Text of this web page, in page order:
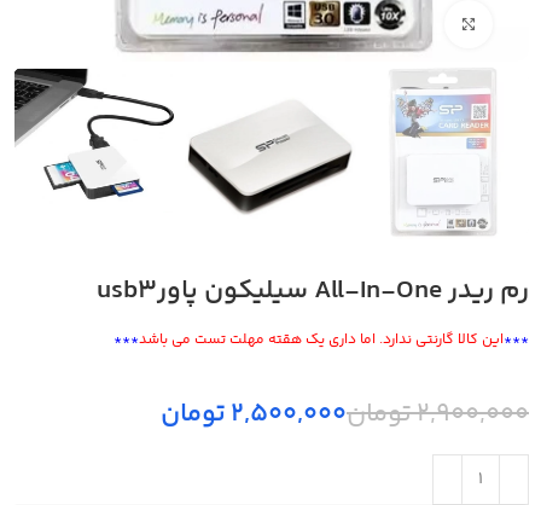
بزرگنمایی تصویر
رم ریدر All-In-One سیلیکون پاورusb3
***این کالا گارنتی ندارد. اما داری یک هقته مهلت تست می باشد***
2,900,000تومان2,500,000تومان